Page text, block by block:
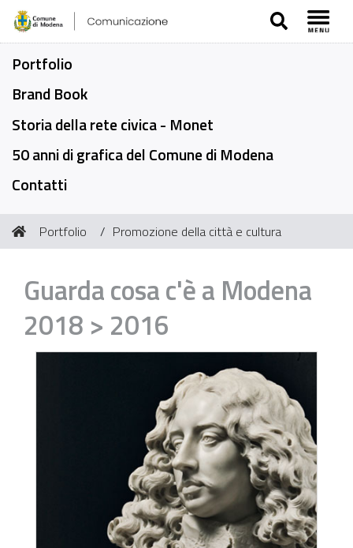
SEARCH
Portfolio
Brand Book
Storia della rete civica - Monet
50 anni di grafica del Comune di Modena
Contatti
Tu
sei
Portfolio Promozione della città e cultura
Guarda cosa c'è a Modena
2018 > 2016